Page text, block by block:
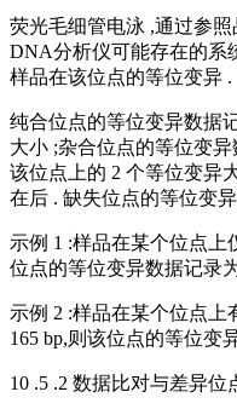
荧光毛细管电泳 ,通过参
DNA分析仪可能存在的系
样品在该位点的等位变异 .
纯合位点的等位变异数据
大小 ;杂合位点的等位变
该位点上的 2 个等位变异
在后 . 缺失位点的等位变
示例 1 :样品在某个位点上
位点的等位变异数据记录
示例 2 :样品在某个位点上
165 bp,则该位点的等位变
10 .5 .2 数据比对与差异位